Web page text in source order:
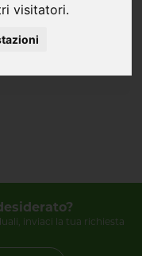
visitatori.
inviaci la tua richiesta